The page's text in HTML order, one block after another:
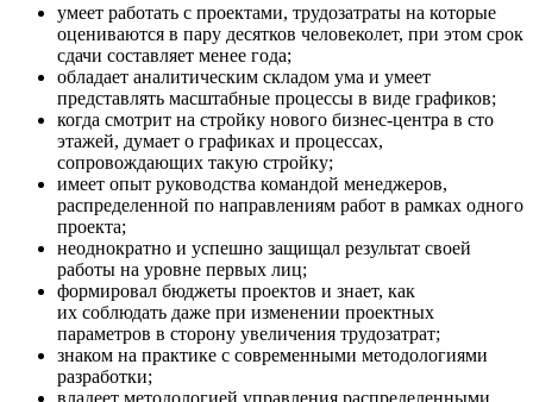
умеет работать с проектами, трудозатраты на которые
оцениваются в пару десятков человеколет, при этом срок
сдачи составляет менее года;
обладает аналитическим складом ума и умеет
представлять масштабные процессы в виде графиков;
когда смотрит на стройку нового бизнес-центра в сто
этажей, думает о графиках и процессах,
сопровождающих такую стройку;
имеет опыт руководства командой менеджеров,
распределенной по направлениям работ в рамках одного
проекта;
неоднократно и успешно защищал результат своей
работы на уровне первых лиц;
формировал бюджеты проектов и знает, как
их соблюдать даже при изменении проектных
параметров в сторону увеличения трудозатрат;
знаком на практике с современными методологиями
разработки;
владеет методологией управления распределенными